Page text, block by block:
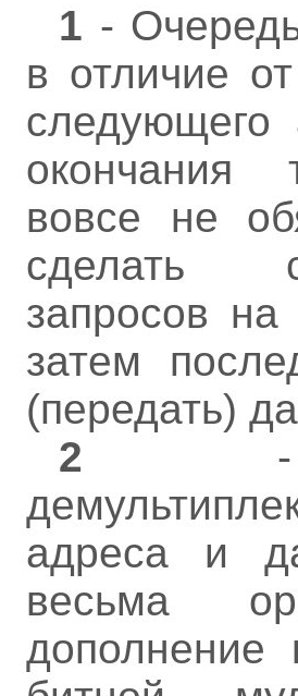
1 -
в отличие
следующего
окончания
вовсе не
сделать
запросов
затем
(передать)
2 -
адреса и
весьма
дополнение